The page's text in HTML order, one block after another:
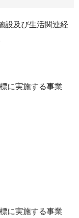
設及び生活関連経
に実施する事業
に実施する事業